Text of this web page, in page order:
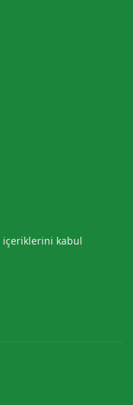
içeriklerini kabul